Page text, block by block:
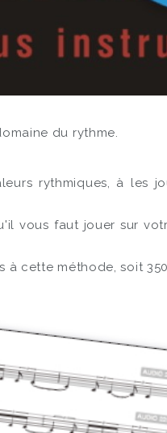
du rythme.
rythmiques, à les
vous faut jouer sur
cette méthode, soit